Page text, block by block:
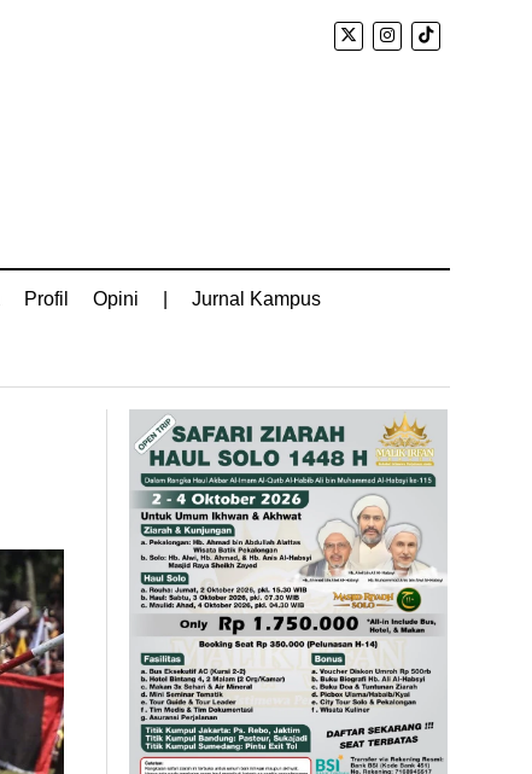
Profil Opini Jurnal Kampus